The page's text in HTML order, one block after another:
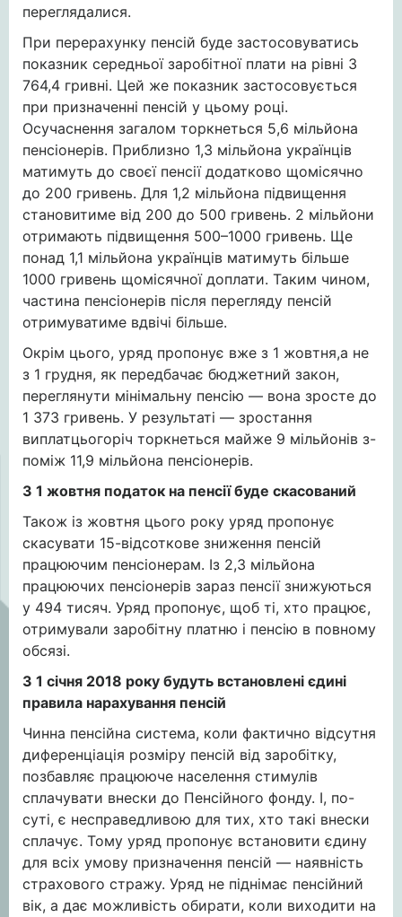
переглядалися.
При перерахунку пенсій буде застосовуватись
показник середньої заробітної плати на рівні 3
764,4 гривні. Цей же показник застосовується
при призначенні пенсій у цьому році.
Осучаснення загалом торкнеться 5,6 мільйона
пенсіонерів. Приблизно 1,3 мільйона українців
матимуть до своєї пенсії додатково щомісячно
до 200 гривень. Для 1,2 мільйона підвищення
становитиме від 200 до 500 гривень. 2 мільйони
отримають підвищення 500–1000 гривень. Ще
понад 1,1 мільйона українців матимуть більше
1000 гривень щомісячної доплати. Таким чином,
частина пенсіонерів після перегляду пенсій
отримуватиме вдвічі більше.
Окрім цього, уряд пропонує вже з 1 жовтня,а не
з 1 грудня, як передбачає бюджетний закон,
переглянути мінімальну пенсію — вона зросте до
1 373 гривень. У результаті — зростання
виплатцьогоріч торкнеться майже 9 мільйонів з-
поміж 11,9 мільйона пенсіонерів.
З 1 жовтня податок на пенсії буде скасований
Також із жовтня цього року уряд пропонує
скасувати 15-відсоткове зниження пенсій
працюючим пенсіонерам. Із 2,3 мільйона
працюючих пенсіонерів зараз пенсії знижуються
у 494 тисяч. Уряд пропонує, щоб ті, хто працює,
отримували заробітну платню і пенсію в повному
обсязі.
З 1 січня 2018 року будуть встановлені єдині
правила нарахування пенсій
Чинна пенсійна система, коли фактично відсутня
диференціація розміру пенсій від заробітку,
позбавляє працююче населення стимулів
сплачувати внески до Пенсійного фонду. І, по-
суті, є несправедливою для тих, хто такі внески
сплачує. Тому уряд пропонує встановити єдину
для всіх умову призначення пенсій — наявність
страхового стражу. Уряд не піднімає пенсійний
вік, а дає можливість обирати, коли виходити на